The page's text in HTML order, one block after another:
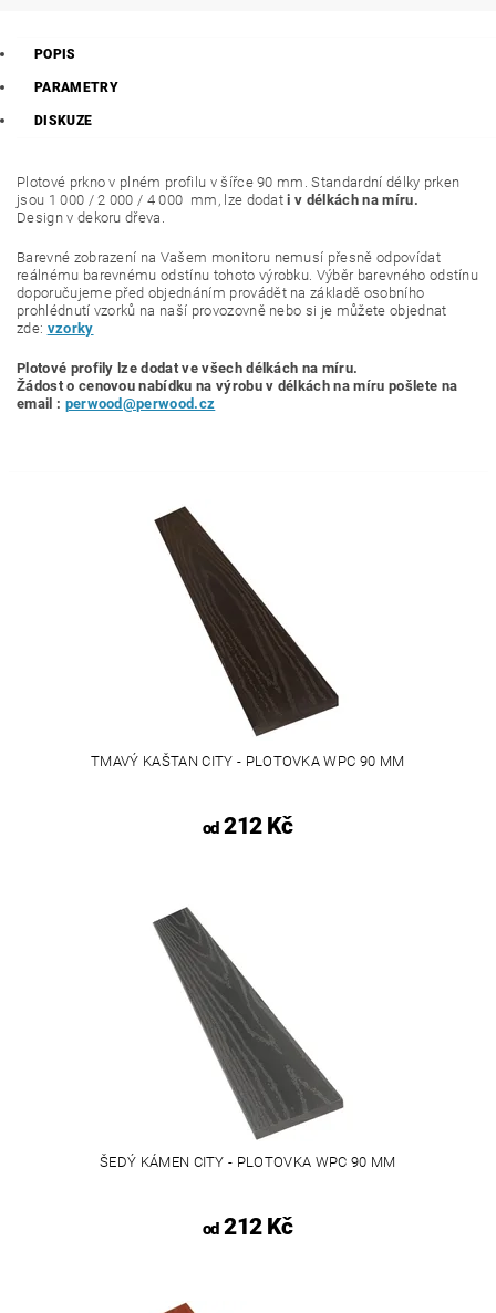
POPIS
PARAMETRY
DISKUZE
Plotové prkno v plném profilu v šířce 90 mm. Standardní délky prken
jsou 1 000 / 2 000 / 4 000 mm, lze dodati v délkách na míru.
Design v dekoru dřeva.
Barevné zobrazení na Vašem monitoru nemusí přesně odpovídat
reálnému barevnému odstínu tohoto výrobku. Výběr barevného odstínu
doporučujeme před objednáním provádět na základě osobního
prohlédnutí vzorků na naší provozovně nebo si je můžete objednat
zde: vzorky
Plotové profily lze dodat ve všech délkách na míru.
Žádost o cenovou nabídku na výrobu v délkách na míru pošlete na
email : perwood@perwood.cz
TMAVÝ KAŠTAN CITY - PLOTOVKA WPC 90 MM
od212 Kč
ŠEDÝ KÁMEN CITY - PLOTOVKA WPC 90 MM
od212 Kč